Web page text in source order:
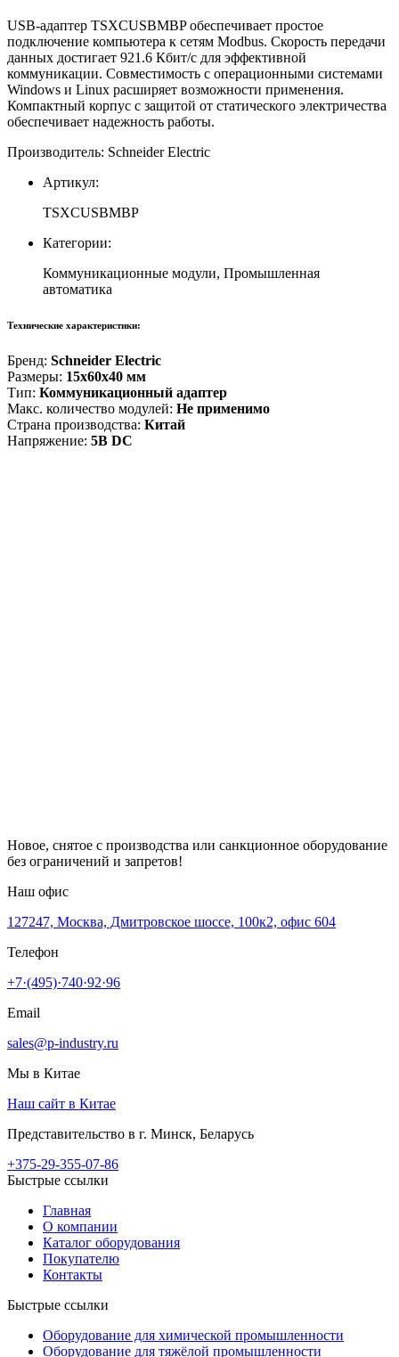
USB-адаптер TSXCUSBMBP обеспечивает простое
подключение компьютера к сетям Modbus. Скорость передачи
данных достигает 921.6 Кбит/с для эффективной
коммуникации. Совместимость с операционными системами
Windows и Linux расширяет возможности применения.
Компактный корпус с защитой от статического электричества
обеспечивает надежность работы.
Производитель: Schneider Electric
Артикул:
TSXCUSBMBP
Категории:
Коммуникационные модули, Промышленная
автоматика
Технические характеристики:
Бренд: Schneider Electric
Размеры: 15x60x40 мм
Тип: Коммуникационный адаптер
Макс. количество модулей: Не применимо
Страна производства: Китай
Напряжение: 5В DC
Новое, снятое с производства или санкционное оборудование
без ограничений и запретов!
Наш офис
127247, Москва, Дмитровское шоссе, 100к2, офис 604
Телефон
+7·(495)·740·92·96
Email
sales@p-industry.ru
Мы в Китае
Наш сайт в Китае
Представительство в г. Минск, Беларусь
+375-29-355-07-86
Быстрые ссылки
Главная
О компании
Каталог оборудования
Покупателю
Контакты
Быстрые ссылки
Оборудование для химической промышленности
Оборудование для тяжёлой промышленности